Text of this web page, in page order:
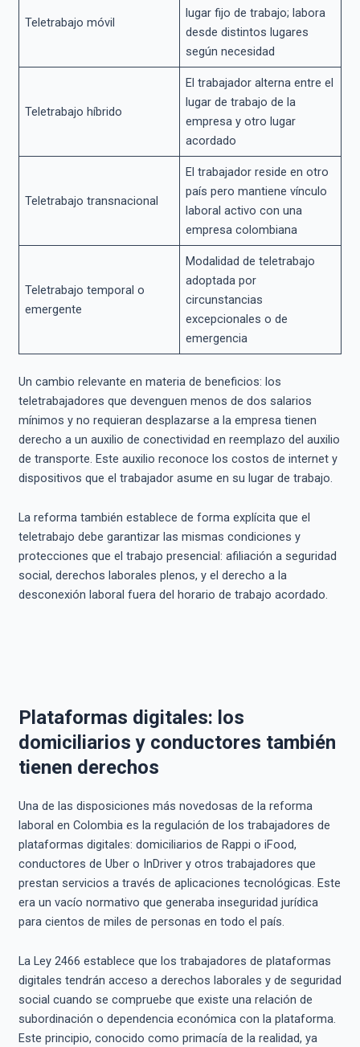
Teletrabajo móvil
lugar fijo de trabajo; labora
desde distintos lugares
según necesidad
Teletrabajo híbrido
El trabajador alterna entre el
lugar de trabajo de la
empresa y otro lugar
acordado
Teletrabajo transnacional
El trabajador reside en otro
país pero mantiene vínculo
laboral activo con una
empresa colombiana
Teletrabajo temporal o
emergente
Modalidad de teletrabajo
adoptada por
circunstancias
excepcionales o de
emergencia
Un cambio relevante en materia de beneficios: los
teletrabajadores que devenguen menos de dos salarios
mínimos y no requieran desplazarse a la empresa tienen
derecho a un auxilio de conectividad en reemplazo del auxilio
de transporte. Este auxilio reconoce los costos de internet y
dispositivos que el trabajador asume en su lugar de trabajo.
La reforma también establece de forma explícita que el
teletrabajo debe garantizar las mismas condiciones y
protecciones que el trabajo presencial: afiliación a seguridad
social, derechos laborales plenos, y el derecho a la
desconexión laboral fuera del horario de trabajo acordado.
Plataformas digitales: los
domiciliarios y conductores también
tienen derechos
Una de las disposiciones más novedosas de la reforma
laboral en Colombia es la regulación de los trabajadores de
plataformas digitales: domiciliarios de Rappi o iFood,
conductores de Uber o InDriver y otros trabajadores que
prestan servicios a través de aplicaciones tecnológicas. Este
era un vacío normativo que generaba inseguridad jurídica
para cientos de miles de personas en todo el país.
La Ley 2466 establece que los trabajadores de plataformas
digitales tendrán acceso a derechos laborales y de seguridad
social cuando se compruebe que existe una relación de
subordinación o dependencia económica con la plataforma.
Este principio, conocido como primacía de la realidad, ya